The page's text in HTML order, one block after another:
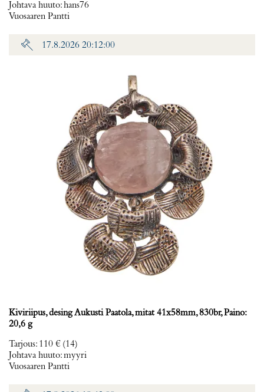
Johtava huuto:hans76
Vuosaaren Pantti
17.8.2026 20:12:00
Kiviriipus, desing Aukusti Paatola, mitat 41x58mm, 830br, Paino:
20,6 g
Tarjous: 110 € (14)
Johtava huuto:myyri
Vuosaaren Pantti